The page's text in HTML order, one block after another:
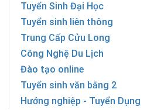
Tuyển Sinh Đại Học
Tuyển sinh liên thông
Trung Cấp Cửu Long
Công Nghệ Du Lịch
Đào tạo online
Tuyển sinh văn bằng 2
Hướng nghiệp - Tuyển Dụng